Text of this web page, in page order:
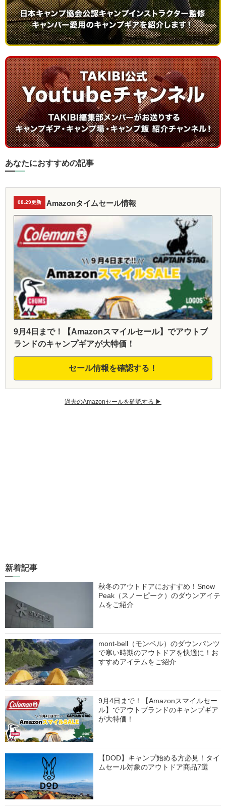
あなたにおすすめの記事
08.29更新 Amazonタイムセール情報
9月4日まで！【Amazonスマイルセール】でアウトブ
ランドのキャンプギアが大特価！
セール情報を確認する！
過去のAmazonセールを確認する ▶︎
新着記事
秋冬のアウトドアにおすすめ！Snow
Peak（スノーピーク）のダウンアイテ
ムをご紹介
mont-bell（モンベル）のダウンパンツ
で寒い時期のアウトドアを快適に！お
すすめアイテムをご紹介
9月4日まで！【Amazonスマイルセー
ル】でアウトブランドのキャンプギア
が大特価！
【DOD】キャンプ始める方必見！タイ
ムセール対象のアウトドア商品7選